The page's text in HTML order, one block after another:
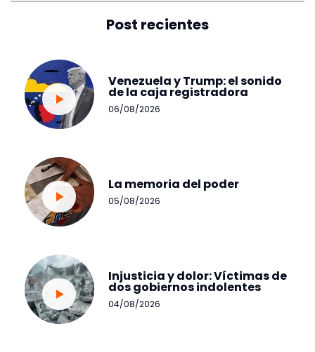
Post recientes
Venezuela y Trump: el sonido
de la caja registradora
06/08/2026
La memoria del poder
05/08/2026
Injusticia y dolor: Víctimas de
dos gobiernos indolentes
04/08/2026